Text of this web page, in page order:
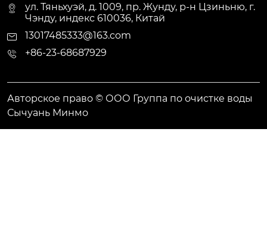
ул. Тяньхуэй, д. 1009, пр. Жунду, р-н Цзиньню, г.
Чэнду, индекс 610036, Китай
13017485333@163.com
+86-23-68687929
Авторское право © ООО Группа по очистке воды
Сычуань Минмо